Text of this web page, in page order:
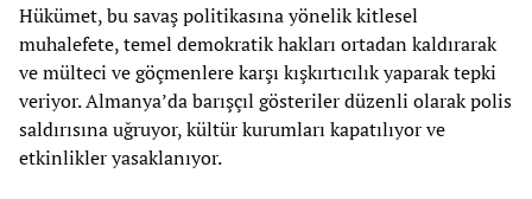
Hükümet, bu savaş politikasına yönelik kitlesel
muhalefete, temel demokratik hakları ortadan kaldırarak
ve mülteci ve göçmenlere karşı kışkırtıcılık yaparak tepki
veriyor. Almanya’da barışçıl gösteriler düzenli olarak polis
saldırısına uğruyor, kültür kurumları kapatılıyor ve
etkinlikler yasaklanıyor.